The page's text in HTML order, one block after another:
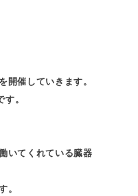
開催していきます。
。
いてくれている臓器
。